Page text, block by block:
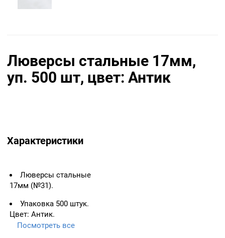
Люверсы стальные 17мм,
уп. 500 шт, цвет: Антик
Характеристики
Люверсы стальные
17мм (№31).
Упаковка 500 штук.
Цвет: Антик.
ВАЖНО:
Посмотреть все